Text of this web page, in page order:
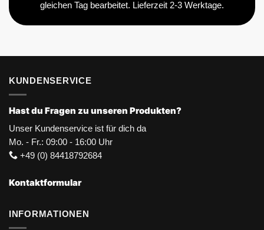
gleichen Tag bearbeitet. Lieferzeit 2-3 Werktage.
KUNDENSERVICE
Hast du Fragen zu unseren Produkten?
Unser Kundenservice ist für dich da
Mo. - Fr.: 09:00 - 16:00 Uhr
+49 (0) 84418792684
Kontaktformular
INFORMATIONEN